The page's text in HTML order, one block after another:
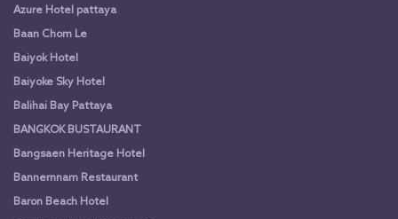
Azure Hotel pattaya
Baan Chom Le
Baiyok Hotel
Baiyoke Sky Hotel
Balihai Bay Pattaya
BANGKOK BUSTAURANT
Bangsaen Heritage Hotel
Bannernnam Restaurant
Baron Beach Hotel